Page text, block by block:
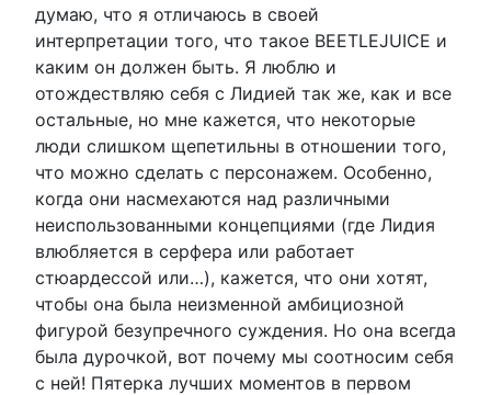
думаю, что я отличаюсь в своей
интерпретации того, что такое BEETLEJUICE и
каким он должен быть. Я люблю и
отождествляю себя с Лидией так же, как и все
остальные, но мне кажется, что некоторые
люди слишком щепетильны в отношении того,
что можно сделать с персонажем. Особенно,
когда они насмехаются над различными
неиспользованными концепциями (где Лидия
влюбляется в серфера или работает
стюардессой или…), кажется, что они хотят,
чтобы она была неизменной амбициозной
фигурой безупречного суждения. Но она всегда
была дурочкой, вот почему мы соотносим себя
с ней! Пятерка лучших моментов в первом